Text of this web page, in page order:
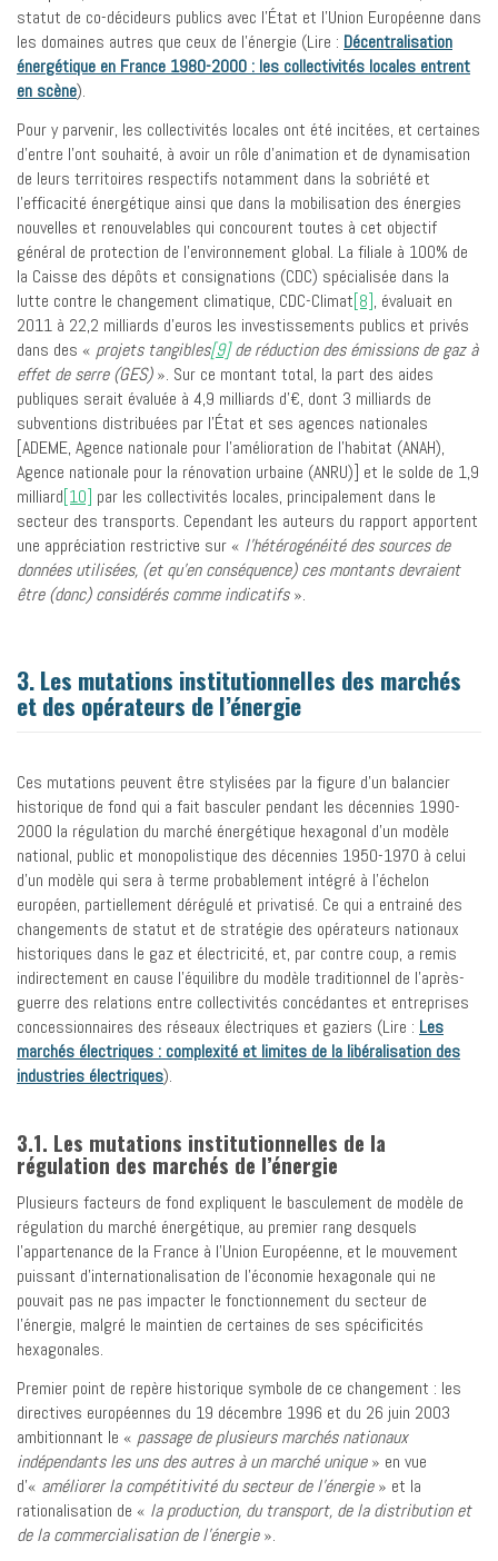
statut de co-décideurs publics avec l’État et l’Union Européenne dans
les domaines autres que ceux de l’énergie (Lire : Décentralisation
énergétique en France 1980-2000 : les collectivités locales entrent
en scène).
Pour y parvenir, les collectivités locales ont été incitées, et certaines
d’entre l’ont souhaité, à avoir un rôle d’animation et de dynamisation
de leurs territoires respectifs notamment dans la sobriété et
l’efficacité énergétique ainsi que dans la mobilisation des énergies
nouvelles et renouvelables qui concourent toutes à cet objectif
général de protection de l’environnement global. La filiale à 100% de
la Caisse des dépôts et consignations (CDC) spécialisée dans la
lutte contre le changement climatique, CDC-Climat[8], évaluait en
2011 à 22,2 milliards d’euros les investissements publics et privés
dans des « projets tangibles[9]de réduction des émissions de gaz à
effet de serre (GES)». Sur ce montant total, la part des aides
publiques serait évaluée à 4,9 milliards d’€, dont 3 milliards de
subventions distribuées par l’État et ses agences nationales
[ADEME, Agence nationale pour l’amélioration de l’habitat (ANAH),
Agence nationale pour la rénovation urbaine (ANRU)] et le solde de 1,9
milliard[10] par les collectivités locales, principalement dans le
secteur des transports. Cependant les auteurs du rapport apportent
une appréciation restrictive sur « l’hétérogénéité des sources de
données utilisées, (et qu’en conséquence) ces montants devraient
être (donc) considérés comme indicatifs».
3. Les mutations institutionnelles des marchés
et des opérateurs de l’énergie
Ces mutations peuvent être stylisées par la figure d’un balancier
historique de fond qui a fait basculer pendant les décennies 1990-
2000 la régulation du marché énergétique hexagonal d’un modèle
national, public et monopolistique des décennies 1950-1970 à celui
d’un modèle qui sera à terme probablement intégré à l’échelon
européen, partiellement dérégulé et privatisé. Ce qui a entrainé des
changements de statut et de stratégie des opérateurs nationaux
historiques dans le gaz et électricité, et, par contre coup, a remis
indirectement en cause l’équilibre du modèle traditionnel de l’après-
guerre des relations entre collectivités concédantes et entreprises
concessionnaires des réseaux électriques et gaziers (Lire : Les
marchés électriques : complexité et limites de la libéralisation des
industries électriques).
3.1. Les mutations institutionnelles de la
régulation des marchés de l’énergie
Plusieurs facteurs de fond expliquent le basculement de modèle de
régulation du marché énergétique, au premier rang desquels
l’appartenance de la France à l’Union Européenne, et le mouvement
puissant d’internationalisation de l’économie hexagonale qui ne
pouvait pas ne pas impacter le fonctionnement du secteur de
l’énergie, malgré le maintien de certaines de ses spécificités
hexagonales.
Premier point de repère historique symbole de ce changement : les
directives européennes du 19 décembre 1996 et du 26 juin 2003
ambitionnant le « passage de plusieurs marchés nationaux
indépendants les uns des autres à un marché unique» en vue
d’« améliorer la compétitivité du secteur de l’énergie» et la
rationalisation de « la production, du transport, de la distribution et
de la commercialisation de l’énergie».